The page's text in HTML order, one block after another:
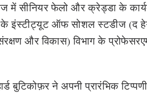
सीनियर फेलो और क्रेड्डा के
के इंस्टीट्यूट ऑफ सोशल स्टडीज (द
और विकास) विभाग के
बुटिकोफ़र ने अपनी प्रारंभिक